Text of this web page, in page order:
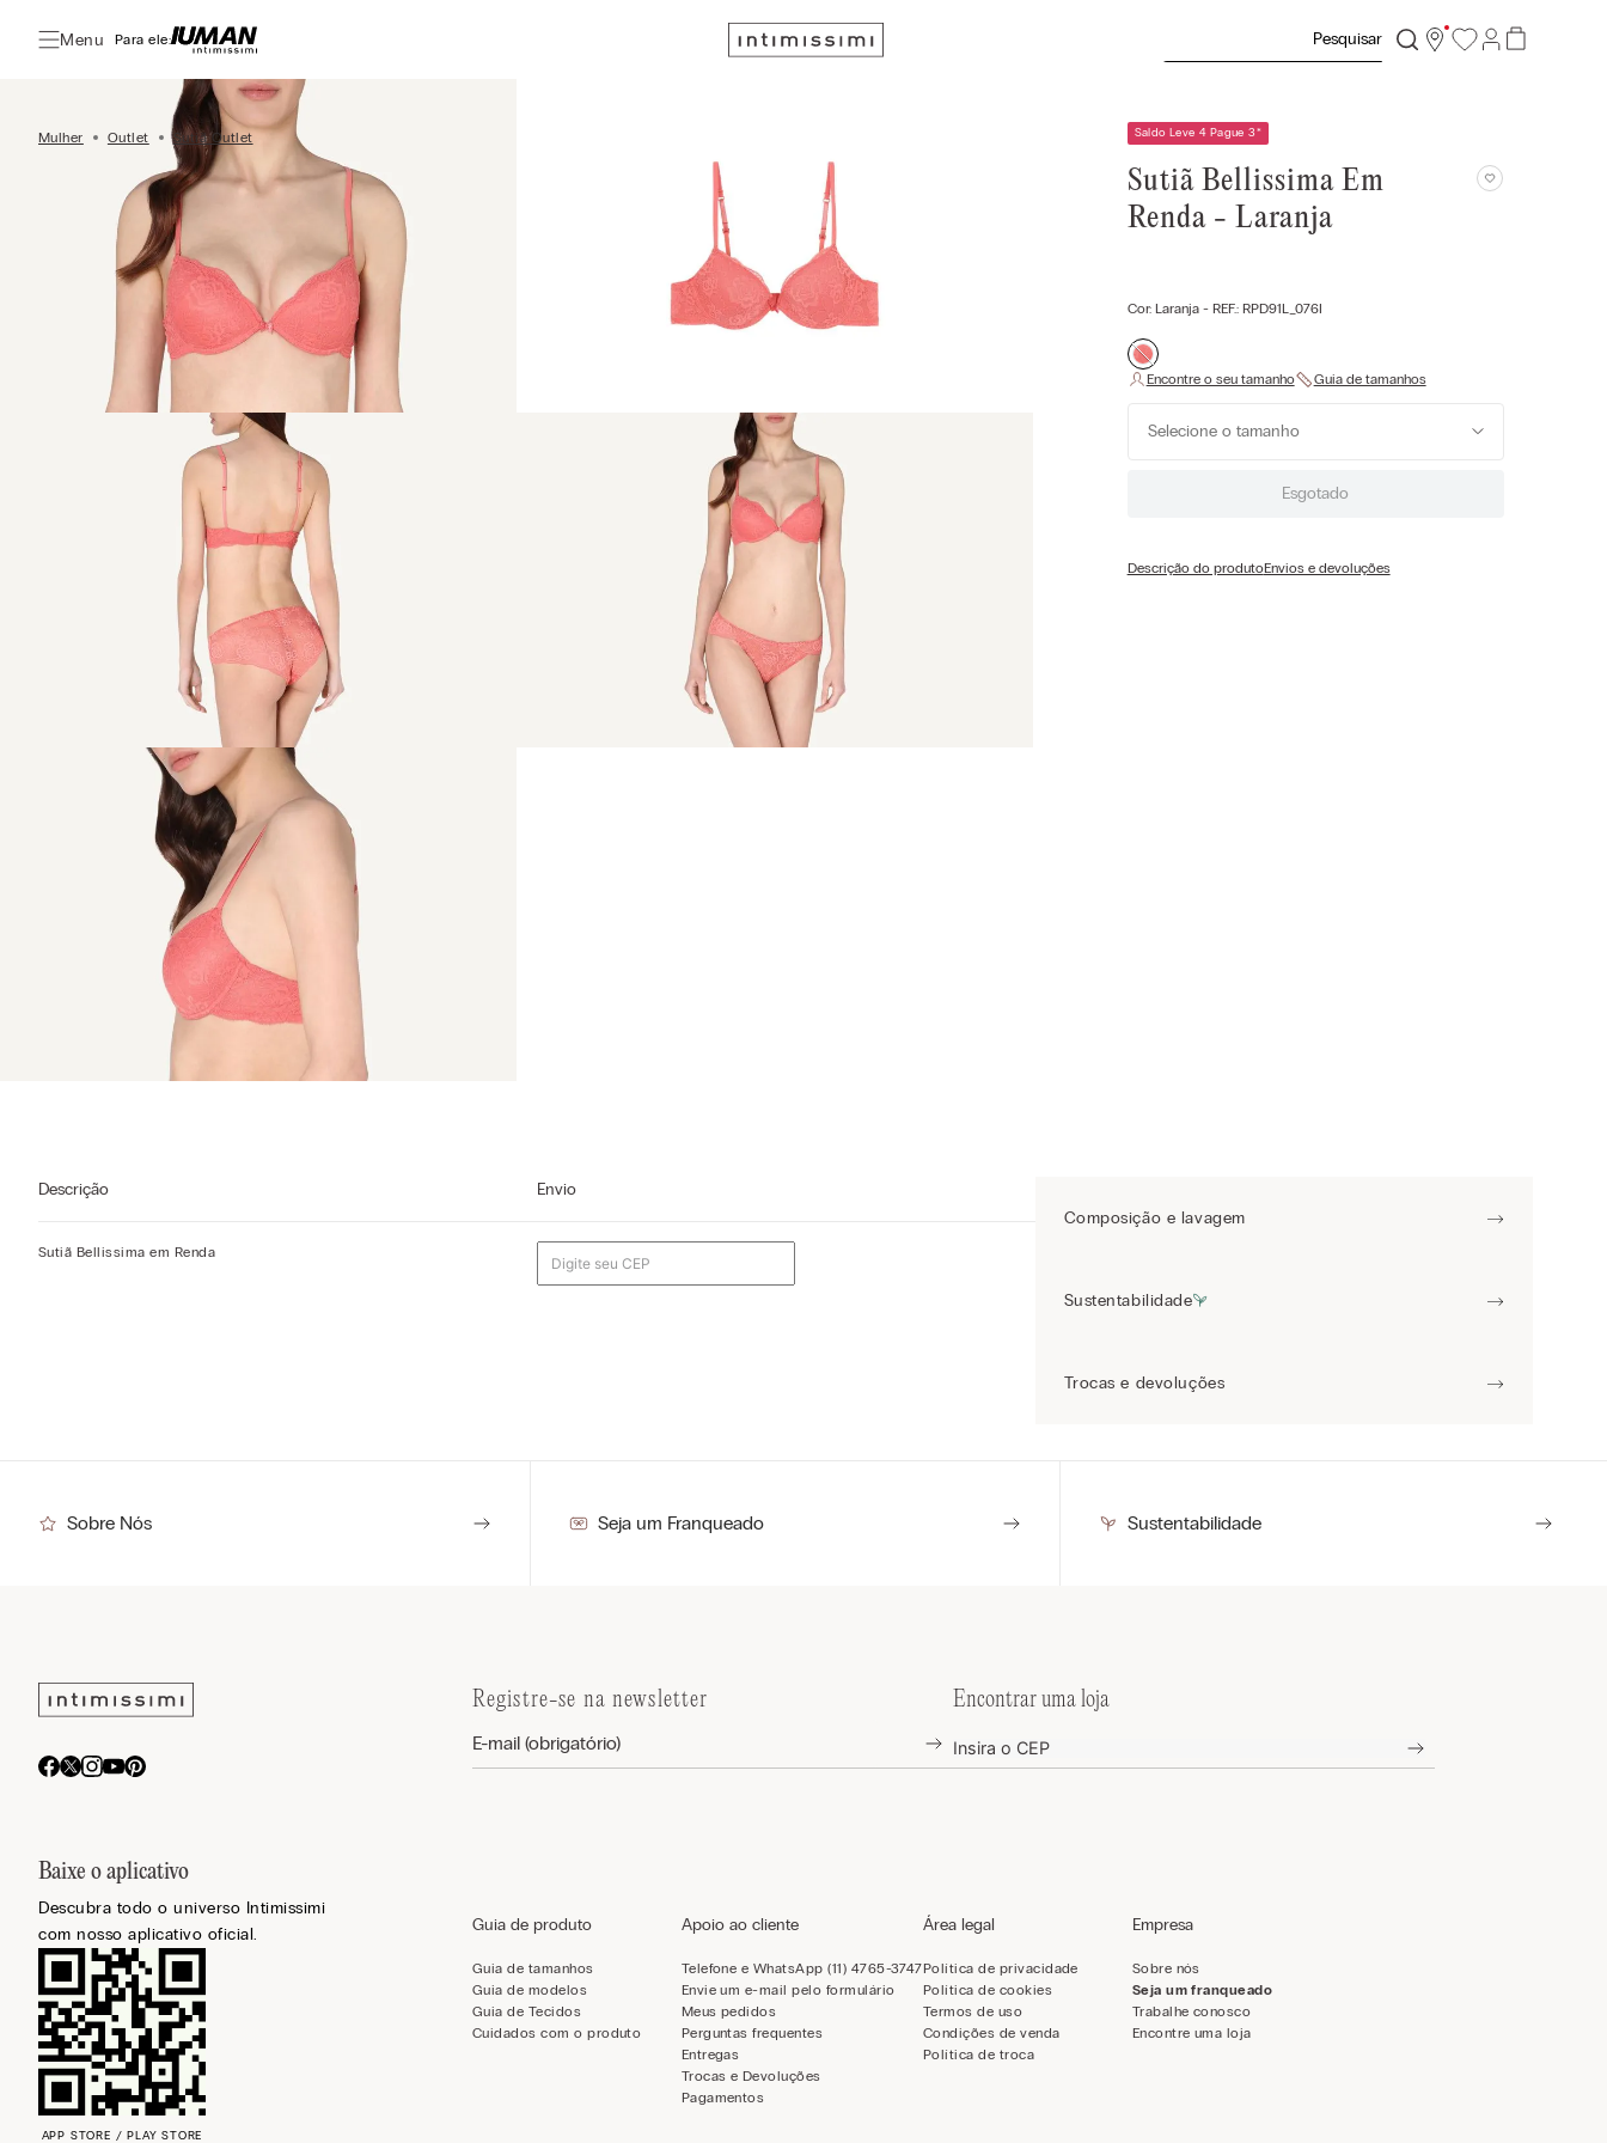
Menu Para ele:
Mulher Outlet Sutiã Outlet Saldo Leve 4 Pague 3*
Sutiã Bellissima Em
Renda - Laranja
Cor: Laranja- REF.: RPD91L_076I
Selecione o tamanho
Esgotado
Descrição do produtoEnvios e devoluções
Descrição
Sutiã Bellissima em Renda
Envio
Composição e lavagem
Sustentabilidade
Trocas e devoluções
Sobre Nós Seja um Franqueado Sustentabilidade
Baixe o aplicativo
Descubra todo o universo Intimissimi
com nosso aplicativo oficial.
APP STORE / PLAY STORE
Registre-se na newsletter Encontrar uma loja
Guia de produto
Guia de tamanhos
Guia de modelos
Guia de Tecidos
Cuidados com o produto
Apoio ao cliente
Telefone e WhatsApp (11) 4765-3747
Envie um e-mail pelo formulário
Meus pedidos
Perguntas frequentes
Entregas
Trocas e Devoluções
Pagamentos
Área legal
Política de privacidade
Política de cookies
Termos de uso
Condições de venda
Política de troca
Empresa
Sobre nós
Seja um franqueado
Trabalhe conosco
Encontre uma loja